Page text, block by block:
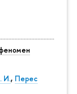
И., Перес